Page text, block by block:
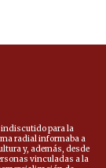
indiscutido para la
radial informaba a
y, además, desde
vinculadas a la